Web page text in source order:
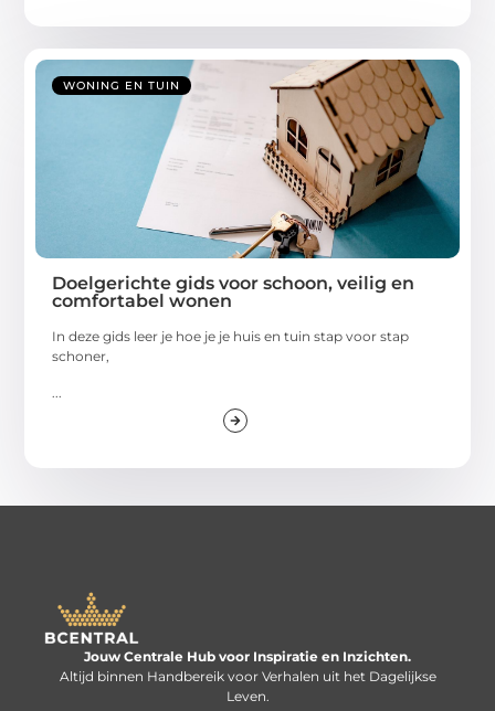
WONING EN TUIN
Doelgerichte gids voor schoon, veilig en
comfortabel wonen
In deze gids leer je hoe je je huis en tuin stap voor stap
schoner,
Jouw Centrale Hub voor Inspiratie en Inzichten.
Altijd binnen Handbereik voor Verhalen uit het Dagelijkse
Leven.